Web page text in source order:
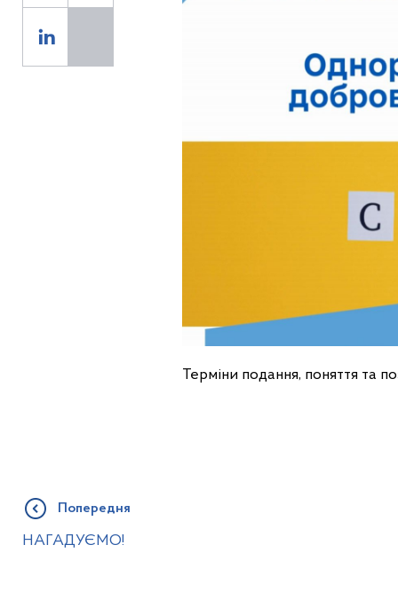
Терміни подання, поняття та
Попередня
НАГАДУЄМО!